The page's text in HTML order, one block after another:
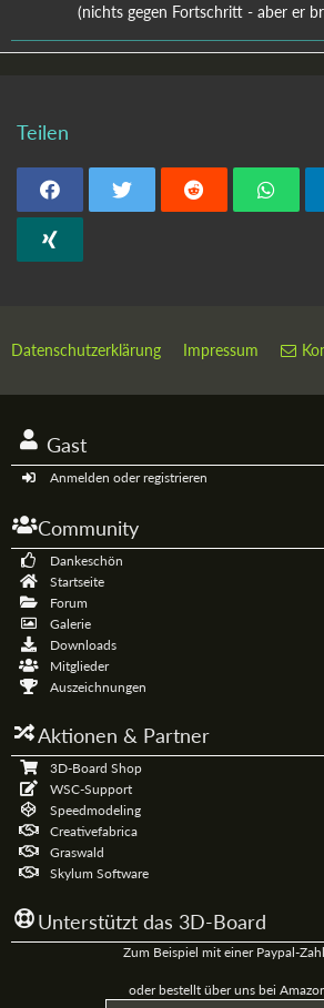
(nichts gegen Fortschritt - aber er
Teilen
Datenschutzerklärung Impressum
Gast
Anmelden oder registrieren
Community
Dankeschön
Startseite
Forum
Galerie
Downloads
Mitglieder
Auszeichnungen
Aktionen & Partner
3D-Board Shop
WSC-Support
Speedmodeling
Creativefabrica
Graswald
Skylum Software
Unterstützt das 3D-Board
Zum Beispiel mit einer Paypal-
oder bestellt über uns bei